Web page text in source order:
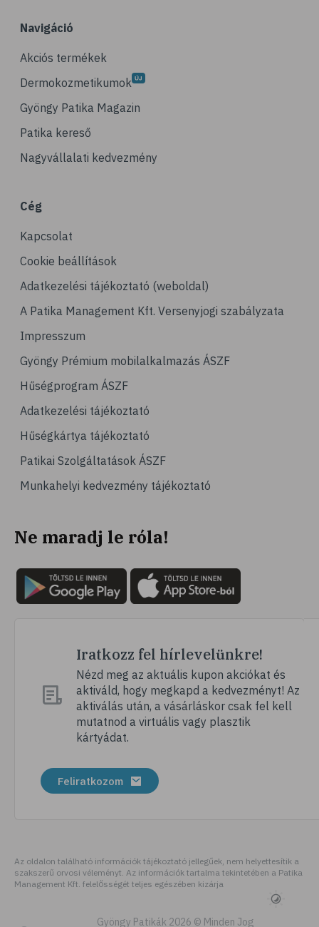
# ásványi anyagok
# reuma
# ízületi fájdalom
# ízületek
# porckopás
# csonttörés
# mozgásszervi problémák
# köszvény
# ínhüvelygyulladás
# tél
# vérnyomásmérés
# kardiológia
# kardiovaszkuláris betegségek
# szív- és érrendszer
# vérnyomás
# mozgás
# pszichológia
# hátfájás
# vérnyomáscsökkentés
# megfázás
# influenza
# fertőző betegségek
# köhögés
# immunerősítés
# kézmosás
Navigáció
Akciós termékek
Dermokozmetikumok
Gyöngy Patika Magazin
Patika kereső
Nagyvállalati kedvezmény
Cég
Kapcsolat
Cookie beállítások
Adatkezelési tájékoztató (weboldal)
A Patika Management Kft. Versenyjogi szabályzata
Impresszum
Gyöngy Prémium mobilalkalmazás ÁSZF
Hűségprogram ÁSZF
Adatkezelési tájékoztató
Hűségkártya tájékoztató
Patikai Szolgáltatások ÁSZF
Munkahelyi kedvezmény tájékoztató
Ne maradj le róla!
Iratkozz fel hírlevelünkre!
Nézd meg az aktuális kupon akciókat és
aktiváld, hogy megkapd a kedvezményt! Az
aktiválás után, a vásárláskor csak fel kell
mutatnod a virtuális vagy plasztik
kártyádat.
Feliratkozom
Az oldalon található információk tájékoztató jellegűek, nem helyettesítik a
szakszerű orvosi véleményt. Az információk tartalma tekintetében a Patika
Management Kft. felelősségét teljes egészében kizárja
Gyöngy Patikák 2026 © Minden Jog